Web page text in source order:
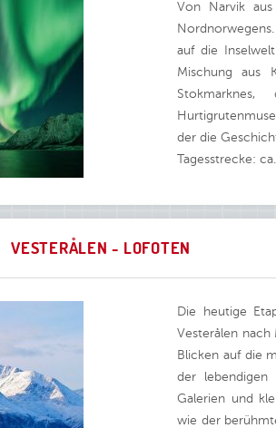
Von Narvik
auf die
Mischung aus
der die
Tagesstrecke:
VESTERÅLEN - LOFOTEN
Die heutige
Vesterålen nach
Blicken auf die
der lebendigen
Galerien und
wie der